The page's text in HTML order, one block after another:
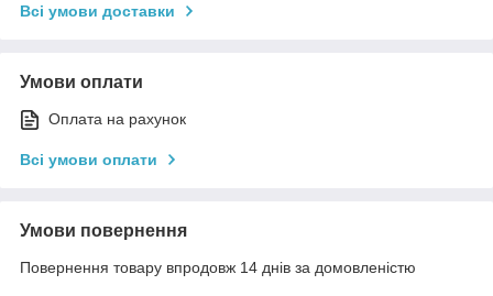
Всі умови доставки
Умови оплати
Оплата на рахунок
Всі умови оплати
Умови повернення
Повернення товару впродовж 14 днів за домовленістю